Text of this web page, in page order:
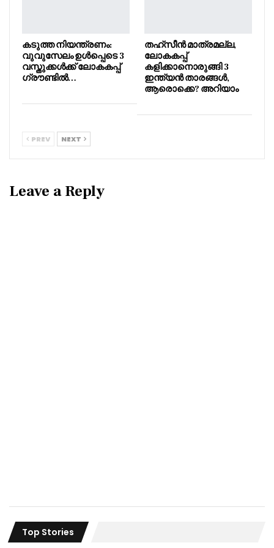
കടുത്ത നിയന്ത്രണം:
വുവുസേലം ഉൾപ്പെടെ 3
വസ്തുക്കൾക്ക് ലോകകപ്പ്
ഗ്രൗണ്ടിൽ…
തഹ്സീൻ മാത്രമല്ല,
ലോകകപ്പ്
കളിക്കാനൊരുങ്ങി 3
ഇന്ത്യൻ താരങ്ങൾ,
ആരൊക്കെ? അറിയാം
PREV NEXT
Leave a Reply
Top Stories